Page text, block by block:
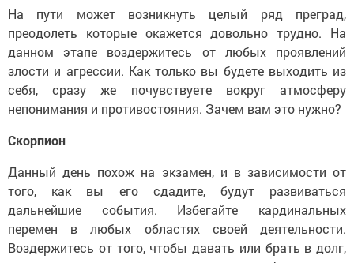
На пути может возникнуть целый ряд преград,
преодолеть которые окажется довольно трудно. На
данном этапе воздержитесь от любых проявлений
злости и агрессии. Как только вы будете выходить из
себя, сразу же почувствуете вокруг атмосферу
непонимания и противостояния. Зачем вам это нужно?
Скорпион
Данный день похож на экзамен, и в зависимости от
того, как вы его сдадите, будут развиваться
дальнейшие события. Избегайте кардинальных
перемен в любых областях своей деятельности.
Воздержитесь от того, чтобы давать или брать в долг,